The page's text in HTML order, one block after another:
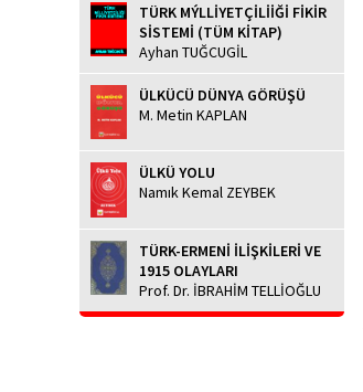
TÜRK MÝLLİYETÇİLİİĞİ FİKİR
SİSTEMİ (TÜM KİTAP)
Ayhan TUĞCUGİL
ÜLKÜCÜ DÜNYA GÖRÜŞÜ
M. Metin KAPLAN
ÜLKÜ YOLU
Namık Kemal ZEYBEK
TÜRK-ERMENİ İLİŞKİLERİ VE
1915 OLAYLARI
Prof. Dr. İBRAHİM TELLİOĞLU